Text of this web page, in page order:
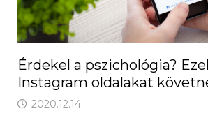
Érdekel a pszichológia?
Instagram oldalakat
2020.12.14.